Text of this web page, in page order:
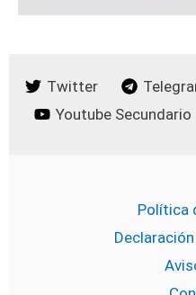
Twitter
Youtube Secundario
Política